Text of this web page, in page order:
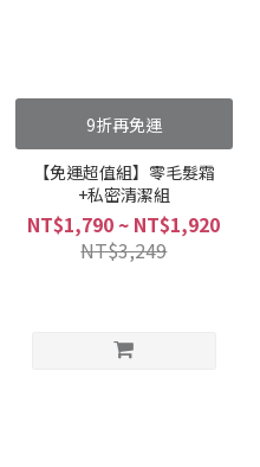
9折再免運
【免運超值組】零毛髮霜
+私密清潔組
NT$1,790 ~ NT$1,920
NT$3,249